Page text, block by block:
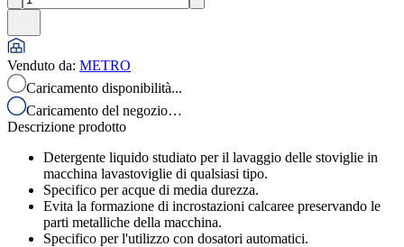
Venduto da: METRO
Caricamento disponibilità...
Caricamento del negozio…
Descrizione prodotto
Detergente liquido studiato per il lavaggio delle stoviglie in
macchina lavastoviglie di qualsiasi tipo.
Specifico per acque di media durezza.
Evita la formazione di incrostazioni calcaree preservando le
parti metalliche della macchina.
Specifico per l'utilizzo con dosatori automatici.